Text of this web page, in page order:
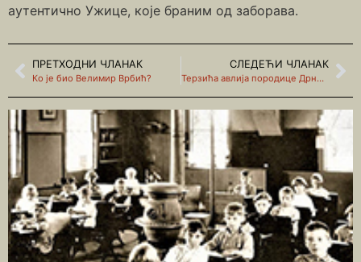
аутентично Ужице, које браним од заборава.
ПРЕТХОДНИ ЧЛАНАК
Ко је био Велимир Врбић?
СЛЕДЕЋИ ЧЛАНАК
Терзића авлија породице Дрндаревић